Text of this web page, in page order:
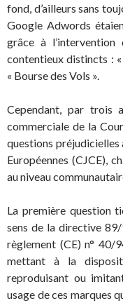
fond, d’ailleurs sans
Google Adwords
grâce à
contentieux distincts :
« Bourse des Vols ».
Cependant, par trois
commerciale de la
questions préjudicielles
Européennes (CJCE),
au niveau
La première question
sens de la directive
règlement (CE) n° 40/
mettant à la
reproduisant ou
usage de ces marques